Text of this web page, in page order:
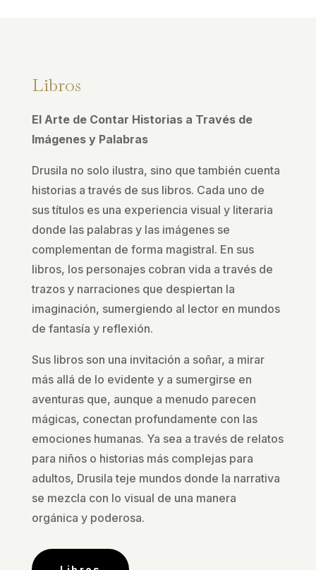
Libros
El Arte de Contar Historias a Través de
Imágenes y Palabras
Drusila no solo ilustra, sino que también cuenta
historias a través de sus libros. Cada uno de
sus títulos es una experiencia visual y literaria
donde las palabras y las imágenes se
complementan de forma magistral. En sus
libros, los personajes cobran vida a través de
trazos y narraciones que despiertan la
imaginación, sumergiendo al lector en mundos
de fantasía y reflexión.
Sus libros son una invitación a soñar, a mirar
más allá de lo evidente y a sumergirse en
aventuras que, aunque a menudo parecen
mágicas, conectan profundamente con las
emociones humanas. Ya sea a través de relatos
para niños o historias más complejas para
adultos, Drusila teje mundos donde la narrativa
se mezcla con lo visual de una manera
orgánica y poderosa.